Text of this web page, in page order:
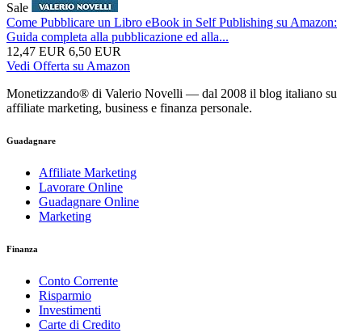
Sale
Come Pubblicare un Libro eBook in Self Publishing su Amazon:
Guida completa alla pubblicazione ed alla...
12,47 EUR 6,50 EUR
Vedi Offerta su Amazon
Monetizzando® di Valerio Novelli — dal 2008 il blog italiano su
affiliate marketing, business e finanza personale.
Guadagnare
Affiliate Marketing
Lavorare Online
Guadagnare Online
Marketing
Finanza
Conto Corrente
Risparmio
Investimenti
Carte di Credito